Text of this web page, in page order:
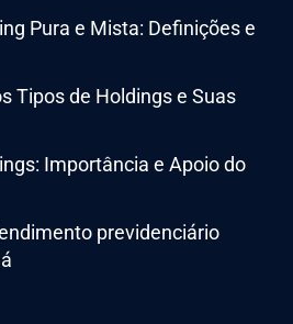
Pura e Mista: Definições e
Tipos de Holdings e Suas
Importância e Apoio do
previdenciário